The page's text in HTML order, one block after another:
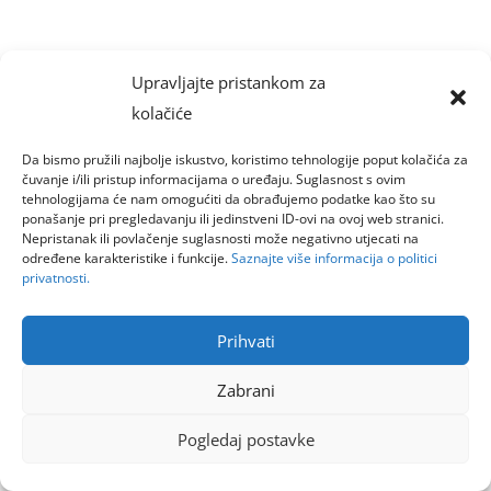
Upravljajte pristankom za
kolačiće
Da bismo pružili najbolje iskustvo, koristimo tehnologije poput kolačića za
čuvanje i/ili pristup informacijama o uređaju. Suglasnost s ovim
tehnologijama će nam omogućiti da obrađujemo podatke kao što su
ponašanje pri pregledavanju ili jedinstveni ID-ovi na ovoj web stranici.
Nepristanak ili povlačenje suglasnosti može negativno utjecati na
određene karakteristike i funkcije.Saznajte više informacija o politici
privatnosti.
Prihvati
Zabrani
Pogledaj postavke